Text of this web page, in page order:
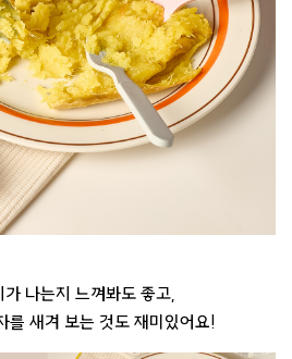
나는지 느껴봐도 좋고,
를 새겨 보는 것도 재미있어요!